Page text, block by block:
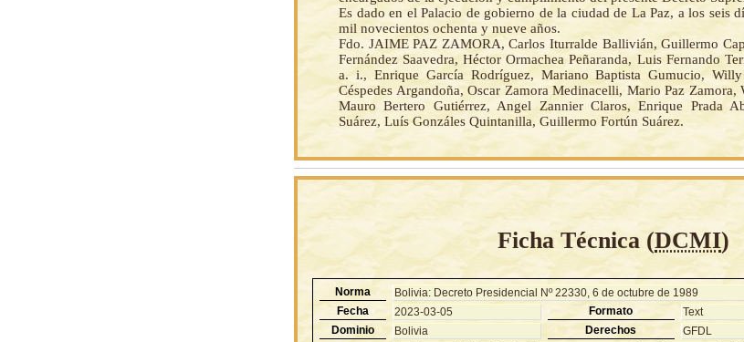
Es dado en el Palacio de gobierno de la ciudad de La Paz, a los seis
mil novecientos ochenta y nueve años.
Fdo. JAIME PAZ ZAMORA, Carlos Iturralde Ballivián, Guillermo
Fernández Saavedra, Héctor Ormachea Peñaranda, Luis Fernando
a. i., Enrique García Rodríguez, Mariano Baptista Gumucio,
Céspedes Argandoña, Oscar Zamora Medinacelli, Mario Paz Zamora,
Mauro Bertero Gutiérrez, Angel Zannier Claros, Enrique Prada
Suárez, Luís Gonzáles Quintanilla, Guillermo Fortún Suárez.
Ficha Técnica (DCMI)
Norma
Bolivia: Decreto Presidencial Nº 22330, 6 de octubre de 1989
Fecha
2023-03-05 Formato Text
Dominio
Bolivia Derechos GFDL